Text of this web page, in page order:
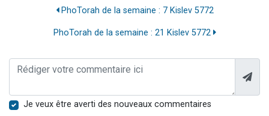
PhoTorah de la semaine : 7 Kislev 5772
PhoTorah de la semaine : 21 Kislev 5772
Je veux être averti des nouveaux commentaires